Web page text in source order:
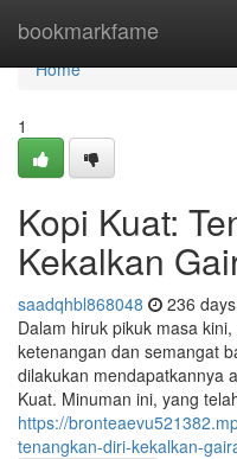
bookmarkfame
Home
Home
1
Kopi Kuat:
Kekalkan
saadqhbl868048 236
Dalam hiruk pikuk masa
ketenangan dan semangat
dilakukan mendapatkannya
Kuat. Minuman ini, yang
https://
tenangkan-diri-kekalkan-